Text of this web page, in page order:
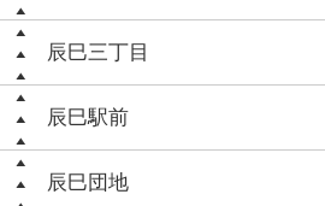
辰巳三丁目
辰巳駅前
辰巳団地